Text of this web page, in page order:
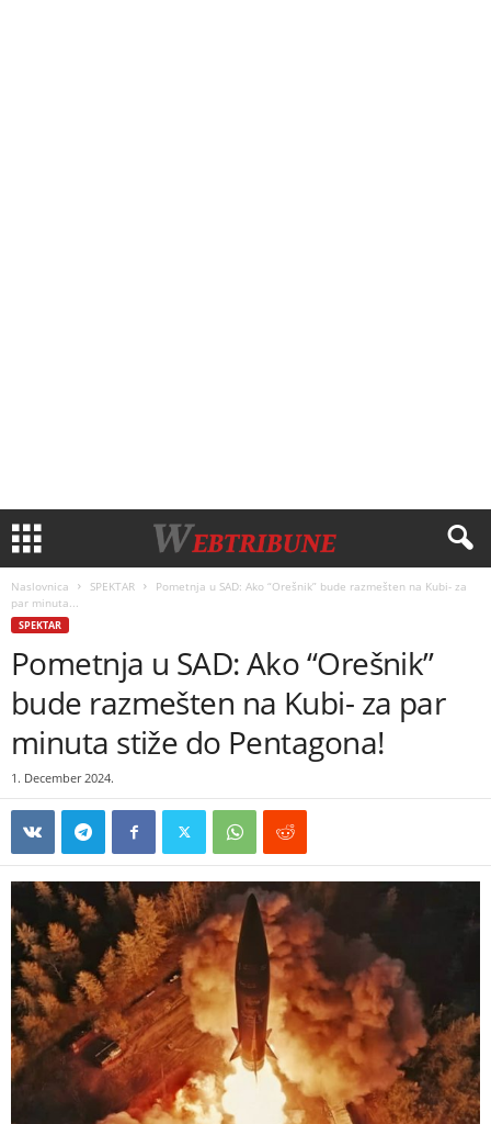
Naslovnica SPEKTAR
Pometnja u SAD: Ako “Orešnik” bude razmešten na Kubi- za
par minuta...
SPEKTAR
Pometnja u SAD: Ako “Orešnik”
bude razmešten na Kubi- za par
minuta stiže do Pentagona!
1. December 2024.